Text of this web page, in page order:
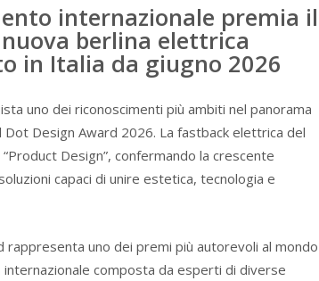
internazionale premia il
berlina elettrica
in Italia da giugno 2026
uno dei riconoscimenti più ambiti nel panorama
Design Award 2026. La fastback elettrica del
Design”, confermando la crescente
capaci di unire estetica, tecnologia e
rappresenta uno dei premi più autorevoli al mondo
internazionale composta da esperti di diverse